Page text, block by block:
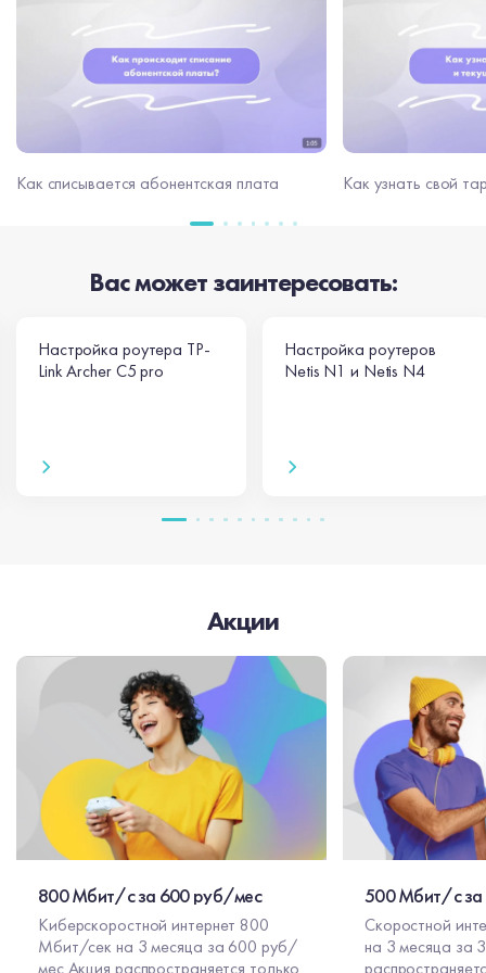
Как списывается абонентская плата Как узнать свой
Вас может заинтересовать:
Настройка роутера TP-
Link Archer C5 pro
Настройка роутеров
Netis N1 и Netis N4
Акции
800 Мбит/с за 600 руб/мес
Киберскоростной интернет 800
Мбит/сек на 3 месяца за 600 руб/
500 Мбит/с
Скоростной
на 3 месяца за